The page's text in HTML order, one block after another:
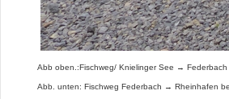
Abb oben.:Fischweg/ Knielinger See → Federbach
Abb. unten: Fischweg Federbach → Rheinhafen